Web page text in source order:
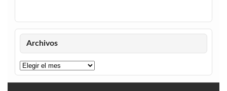
Archivos
Archivos